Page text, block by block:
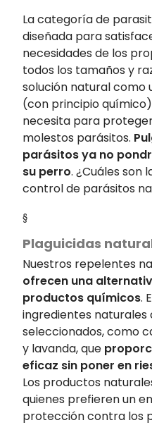
La categoría de
diseñada para
necesidades de los
todos los tamaños y
solución natural como
(con principio
necesita para
molestos parásitos.
parásitos ya no
su perro. ¿Cuáles son
control de parásitos
§
Plaguicidas
Nuestros repelentes
ofrecen una
productos químicos.
ingredientes
seleccionados, como
y lavanda, que
eficaz sin poner en
Los productos
quienes prefieren un
protección contra los